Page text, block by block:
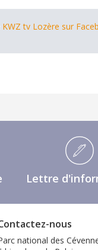
tv Lozère sur
Lettre
nous
national des